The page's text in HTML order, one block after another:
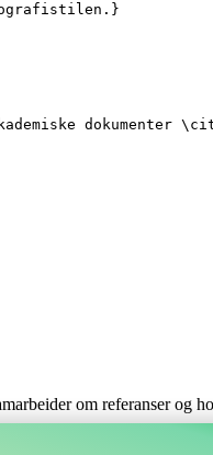
dokumenter
om referanser og